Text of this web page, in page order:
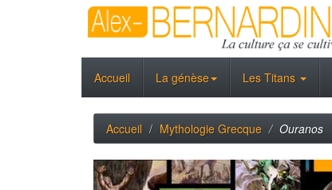
Accueil La génèse Les Titans
Accueil Mythologie Grecque Ouranos